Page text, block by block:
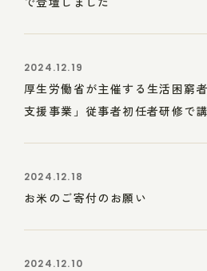
2024.12.19
厚生労働省が主催する生活困窮
支援事業」従事者初任者研修で
2024.12.18
お米のご寄付のお願い
2024.12.10